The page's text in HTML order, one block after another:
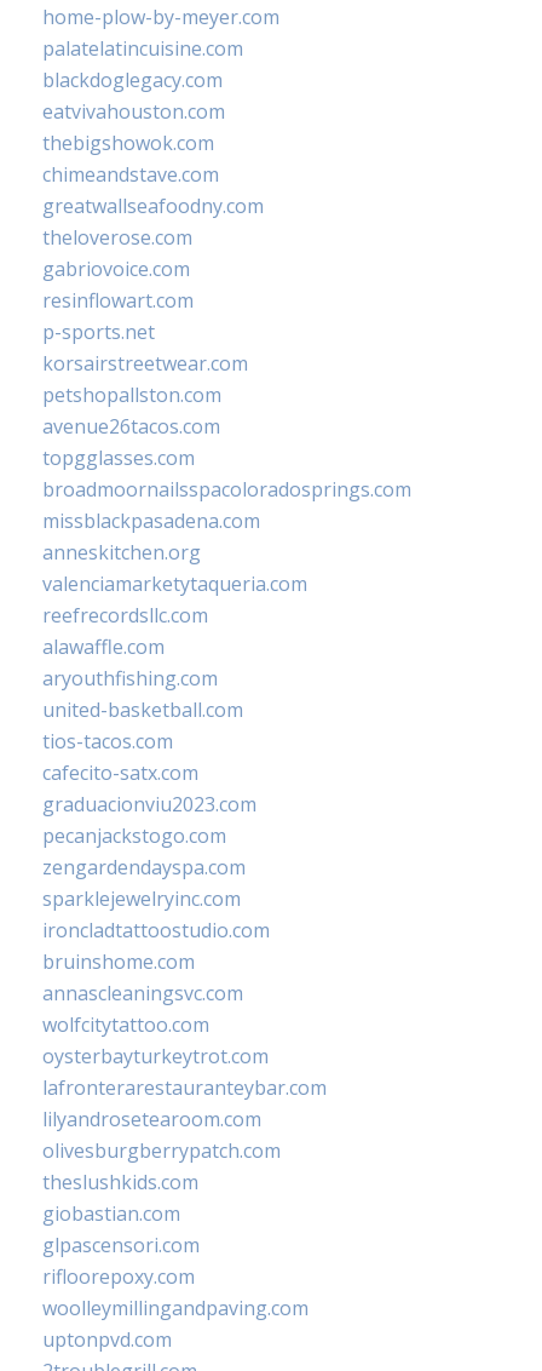
home-plow-by-meyer.com
palatelatincuisine.com
blackdoglegacy.com
eatvivahouston.com
thebigshowok.com
chimeandstave.com
greatwallseafoodny.com
theloverose.com
gabriovoice.com
resinflowart.com
p-sports.net
korsairstreetwear.com
petshopallston.com
avenue26tacos.com
topgglasses.com
broadmoornailsspacoloradosprings.com
missblackpasadena.com
anneskitchen.org
valenciamarketytaqueria.com
reefrecordsllc.com
alawaffle.com
aryouthfishing.com
united-basketball.com
tios-tacos.com
cafecito-satx.com
graduacionviu2023.com
pecanjackstogo.com
zengardendayspa.com
sparklejewelryinc.com
ironcladtattoostudio.com
bruinshome.com
annascleaningsvc.com
wolfcitytattoo.com
oysterbayturkeytrot.com
lafronterarestauranteybar.com
lilyandrosetearoom.com
olivesburgberrypatch.com
theslushkids.com
giobastian.com
glpascensori.com
rifloorepoxy.com
woolleymillingandpaving.com
uptonpvd.com